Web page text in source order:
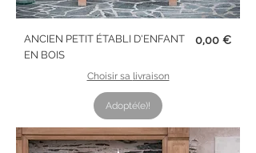
ANCIEN PETIT ÉTABLI D'ENFANT
EN BOIS
Prix
0,00 €
Choisir sa livraison
Adopté(e)!